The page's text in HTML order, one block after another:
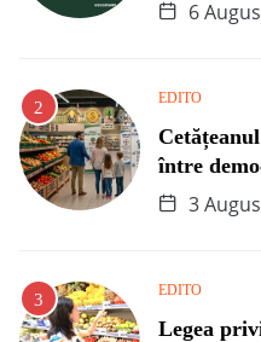
6
EDITO
între
3
EDITO
Legea